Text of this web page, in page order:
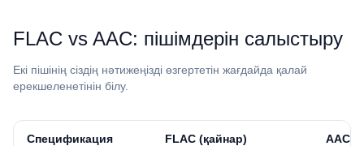
⁦FLAC⁩ vs ⁦AAC⁩: пішімдерін салыстыру
Екі пішінің сіздің нәтижеңізді өзгертетін жағдайда қалай
ерекшеленетінін білу.
Спецификация ⁦FLAC⁩ (қайнар) ⁦AAC⁩